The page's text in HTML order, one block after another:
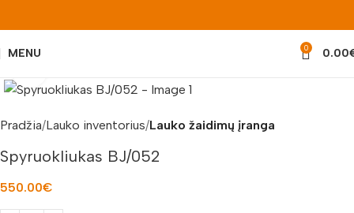
MENU 0 0.00
Pradžia Lauko inventorius Lauko žaidimų įranga
Spyruokliukas BJ/052
550.00€